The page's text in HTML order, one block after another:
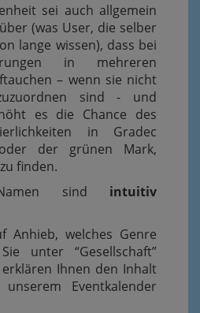
sei auch allgemein
(was User, die selber
lange wissen), dass bei
in mehreren
– wenn sie nicht
sind - und
es die Chance des
in Gradec
der grünen Mark,
finden.
sind intuitiv
Anhieb, welches Genre
unter “Gesellschaft”
Ihnen den Inhalt
Eventkalender